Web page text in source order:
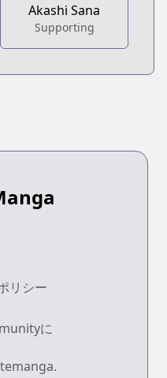
Akashi Sana
Supporting
リシー
に